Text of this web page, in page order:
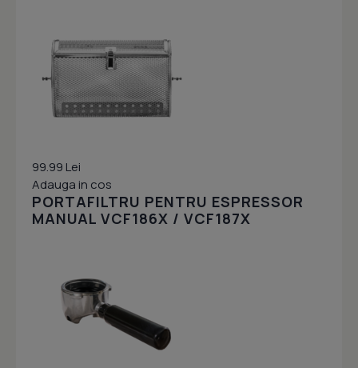
99.99 Lei
Adauga in cos
PORTAFILTRU PENTRU ESPRESSOR
MANUAL VCF186X / VCF187X